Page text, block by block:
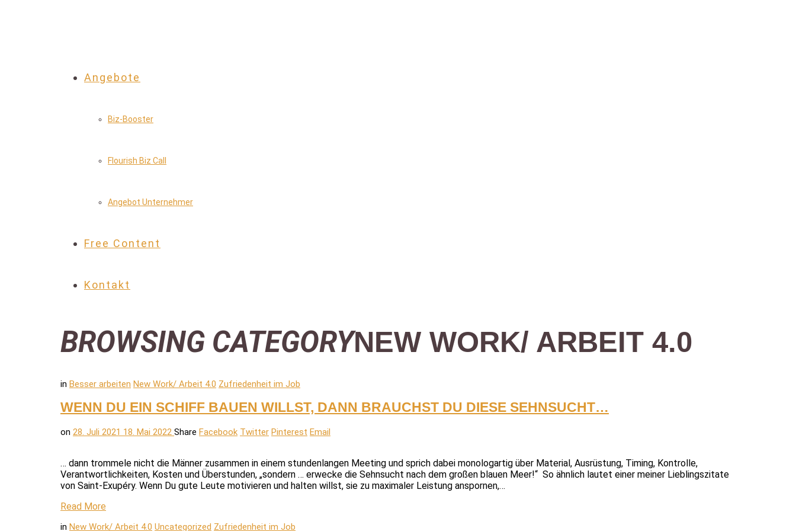
Angebote
Biz-Booster
Flourish Biz Call
Angebot Unternehmer
Free Content
Kontakt
BROWSING CATEGORYNEW WORK/ ARBEIT 4.0
in Besser arbeiten New Work/ Arbeit 4.0 Zufriedenheit im Job
WENN DU EIN SCHIFF BAUEN WILLST, DANN BRAUCHST DU DIESE SEHNSUCHT…
on 28. Juli 2021 18. Mai 2022 Share Facebook Twitter Pinterest Email
… dann trommele nicht die Männer zusammen in einem stundenlangen Meeting und sprich dabei monologartig über Material, Ausrüstung, Timing, Kontrolle,
Verantwortlichkeiten, Kosten und Überstunden, „sondern … erwecke die Sehnsucht nach dem großen blauen Meer!“ So ähnlich lautet einer meiner Lieblingszitate
von Saint-Exupéry. Wenn Du gute Leute motivieren und halten willst, sie zu maximaler Leistung anspornen,…
Read More
in New Work/ Arbeit 4.0 Uncategorized Zufriedenheit im Job